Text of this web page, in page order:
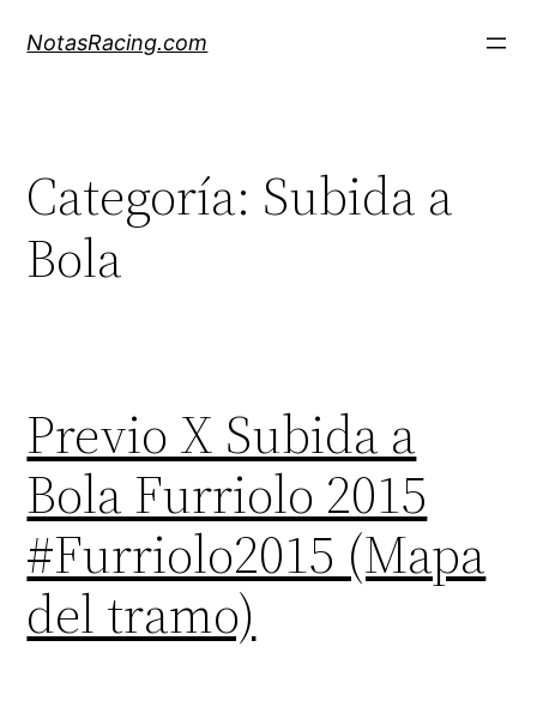
NotasRacing.com
Categoría: Subida a
Bola
Previo X Subida a
Bola Furriolo 2015
#Furriolo2015 (Mapa
del tramo)